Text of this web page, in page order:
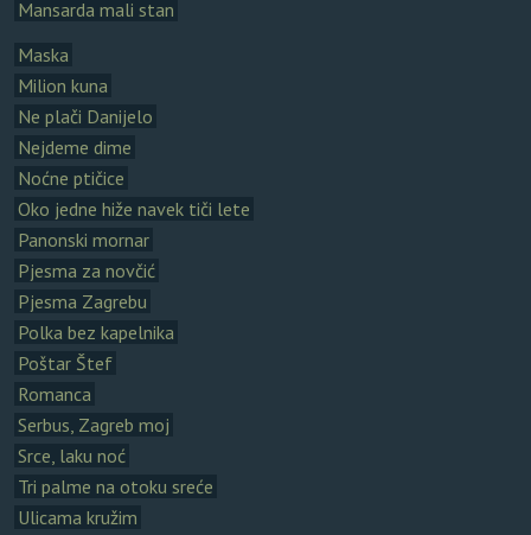
Mansarda mali stan
Maska
Milion kuna
Ne plači Danijelo
Nejdeme dime
Noćne ptičice
Oko jedne hiže navek tiči lete
Panonski mornar
Pjesma za novčić
Pjesma Zagrebu
Polka bez kapelnika
Poštar Štef
Romanca
Serbus, Zagreb moj
Srce, laku noć
Tri palme na otoku sreće
Ulicama kružim